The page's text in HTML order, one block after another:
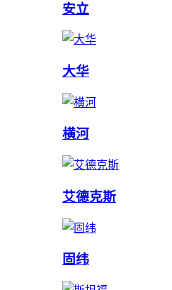
安立
大华
横河
艾德克斯
固纬